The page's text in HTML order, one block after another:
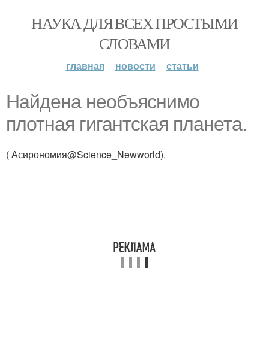
НАУКА ДЛЯ ВСЕХ ПРОСТЫМИ
СЛОВАМИ
главная новости статьи
Найдена необъяснимо
плотная гигантская планета.
( Асирономия@Science_Newworld).